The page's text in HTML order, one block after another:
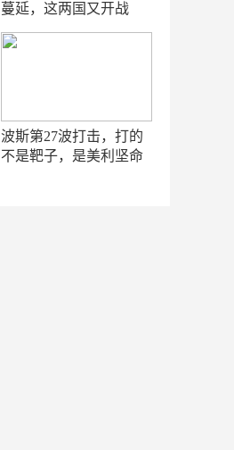
蔓延，这两国又开战
波斯第27波打击，打的
不是靶子，是美利坚命